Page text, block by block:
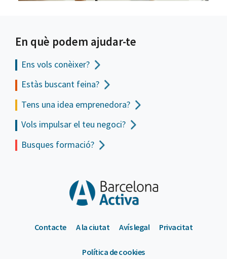
En què podem ajudar-te
Ens vols conèixer?
Estàs buscant feina?
Tens una idea emprenedora?
Vols impulsar el teu negoci?
Busques formació?
Contacte A la ciutat Avís legal Privacitat
Política de cookies